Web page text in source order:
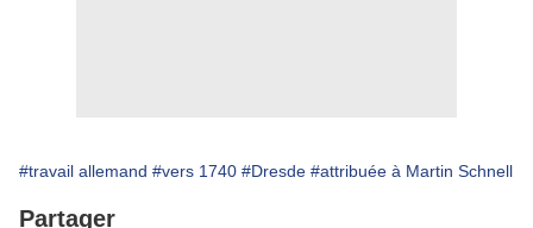
#travail allemand #vers 1740 #Dresde #attribuée à Martin Schnell
Partager